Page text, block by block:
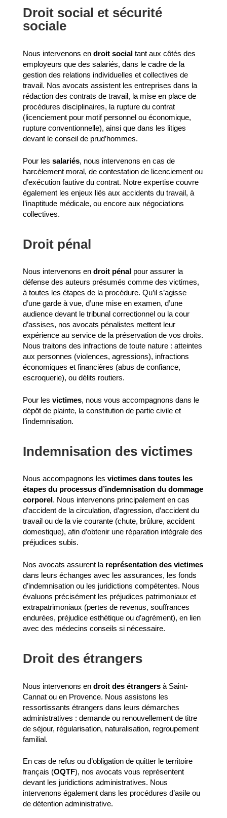
Droit social et sécurité
sociale
Nous intervenons en droit socialtant aux côtés des
employeurs que des salariés, dans le cadre de la
gestion des relations individuelles et collectives de
travail. Nos avocats assistent les entreprises dans la
rédaction des contrats de travail, la mise en place de
procédures disciplinaires, la rupture du contrat
(licenciement pour motif personnel ou économique,
rupture conventionnelle), ainsi que dans les litiges
devant le conseil de prud’hommes.
Pour les salariés, nous intervenons en cas de
harcèlement moral, de contestation de licenciement ou
d’exécution fautive du contrat. Notre expertise couvre
également les enjeux liés aux accidents du travail, à
l’inaptitude médicale, ou encore aux négociations
collectives.
Droit pénal
Nous intervenons en droit pénalpour assurer la
défense des auteurs présumés comme des victimes,
à toutes les étapes de la procédure. Qu’il s’agisse
d’une garde à vue, d’une mise en examen, d’une
audience devant le tribunal correctionnel ou la cour
d’assises, nos avocats pénalistes mettent leur
expérience au service de la préservation de vos droits.
Nous traitons des infractions de toute nature : atteintes
aux personnes (violences, agressions), infractions
économiques et financières (abus de confiance,
escroquerie), ou délits routiers.
Pour les victimes, nous vous accompagnons dans le
dépôt de plainte, la constitution de partie civile et
l’indemnisation.
Indemnisation des victimes
Nous accompagnons les victimes dans toutes les
étapes du processus d’indemnisation du dommage
corporel. Nous intervenons principalement en cas
d’accident de la circulation, d’agression, d’accident du
travail ou de la vie courante (chute, brûlure, accident
domestique), afin d’obtenir une réparation intégrale des
préjudices subis.
Nos avocats assurent la représentation des victimes
dans leurs échanges avec les assurances, les fonds
d’indemnisation ou les juridictions compétentes. Nous
évaluons précisément les préjudices patrimoniaux et
extrapatrimoniaux (pertes de revenus, souffrances
endurées, préjudice esthétique ou d’agrément), en lien
avec des médecins conseils si nécessaire.
Droit des étrangers
Nous intervenons en droit des étrangersà Saint-
Cannat ou en Provence. Nous assistons les
ressortissants étrangers dans leurs démarches
administratives : demande ou renouvellement de titre
de séjour, régularisation, naturalisation, regroupement
familial.
En cas de refus ou d’obligation de quitter le territoire
français (OQTF), nos avocats vous représentent
devant les juridictions administratives. Nous
intervenons également dans les procédures d’asile ou
de détention administrative.